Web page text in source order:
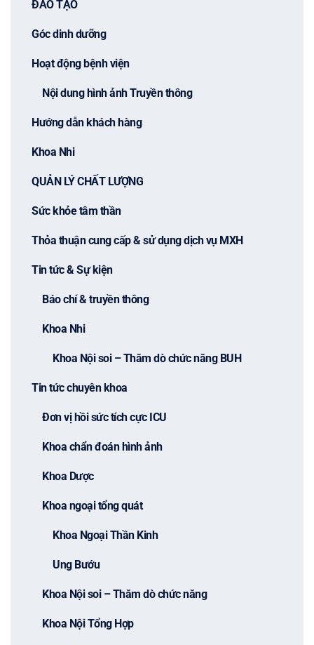
ĐÀO TẠO
Góc dinh dưỡng
Hoạt động bệnh viện
Nội dung hình ảnh Truyền thông
Hướng dẫn khách hàng
Khoa Nhi
QUẢN LÝ CHẤT LƯỢNG
Sức khỏe tâm thần
Thỏa thuận cung cấp & sử dụng dịch vụ MXH
Tin tức & Sự kiện
Báo chí & truyền thông
Khoa Nhi
Khoa Nội soi – Thăm dò chức năng BUH
Tin tức chuyên khoa
Đơn vị hồi sức tích cực ICU
Khoa chẩn đoán hình ảnh
Khoa Dược
Khoa ngoại tổng quát
Khoa Ngoại Thần Kinh
Ung Bướu
Khoa Nội soi – Thăm dò chức năng
Khoa Nội Tổng Hợp